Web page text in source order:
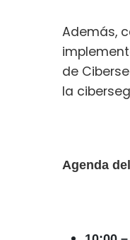
Además,
de
la
Agenda